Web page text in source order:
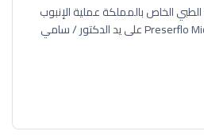
الخاص بالمملكة عملية الإنبوب
المجهري "بريسرفلو" Preserflo Microshunt على يد الدكتور / سامي